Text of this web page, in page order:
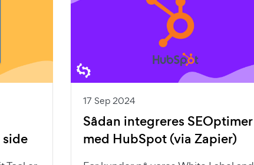
17 Sep 2024
Sådan integreres SEOptimer
med HubSpot (via Zapier)